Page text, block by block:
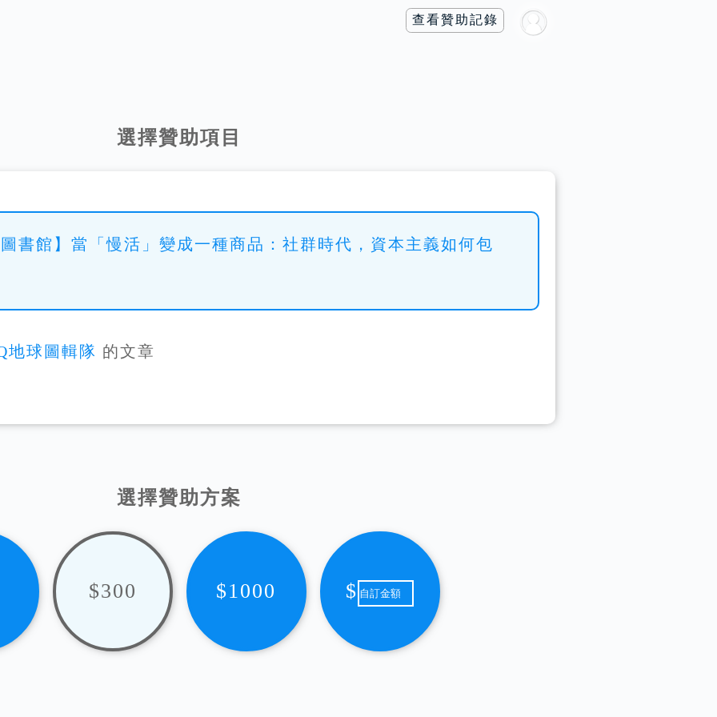
查看贊助記錄
選擇贊助項目
書館】當「慢活」變成一種商品：社群時代，資本主義如何包
地球圖輯隊 的文章
選擇贊助方案
$300 $1000 $